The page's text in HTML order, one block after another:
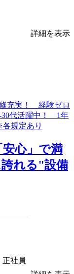
詳細を表示
心」で満
れる"設備
社員